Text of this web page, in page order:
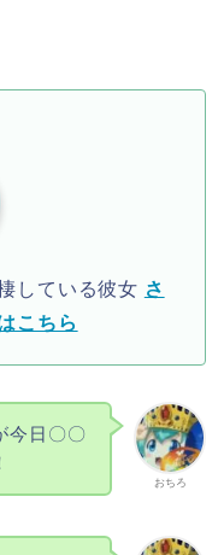
している彼女 さ
こちら
おちろ
今日〇〇